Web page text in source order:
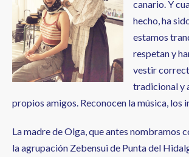
canario. Y
hecho, ha
estamos
respetan y
vestir
tradicional y
propios amigos. Reconocen la música, los
La madre de Olga, que antes nombramos
la agrupación Zebensui de Punta del